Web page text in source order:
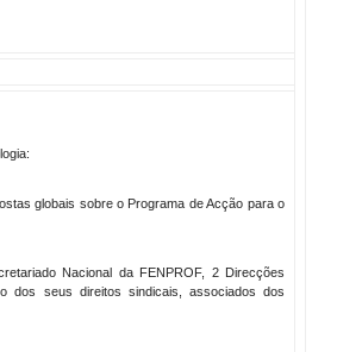
globais sobre o Programa de Acção para o
Nacional da FENPROF, 2 Direcções
dos seus direitos sindicais, associados dos